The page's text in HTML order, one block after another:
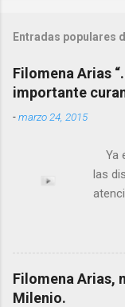
Entradas populares
Filomena Arias
importante
-marzo 24, 2015
Ya
las
el
Filomena Arias,
Milenio.